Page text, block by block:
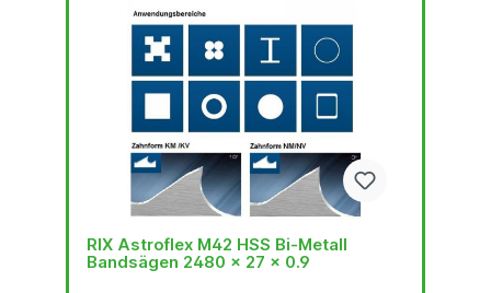
RIX Astroflex M42 HSS Bi-Metall
Bandsägen 2480 x 27 x 0.9